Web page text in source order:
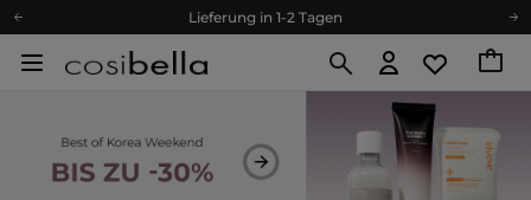
Lieferung in 1-2 Tagen
Empfehle uns weiter und sammle noch mehr Punkte
Versand nach Deutschland und Österreich